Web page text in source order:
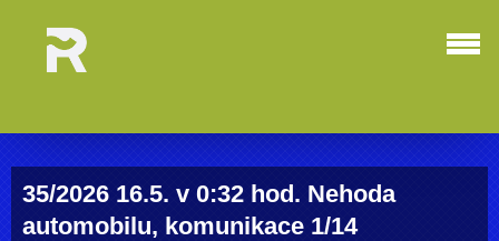
35/2026 16.5. v 0:32 hod. Nehoda
automobilu, komunikace 1/14